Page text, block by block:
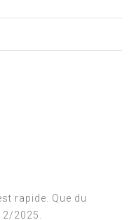
rapide. Que du
2025.